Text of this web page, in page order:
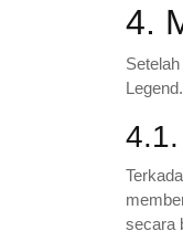
4.
secara